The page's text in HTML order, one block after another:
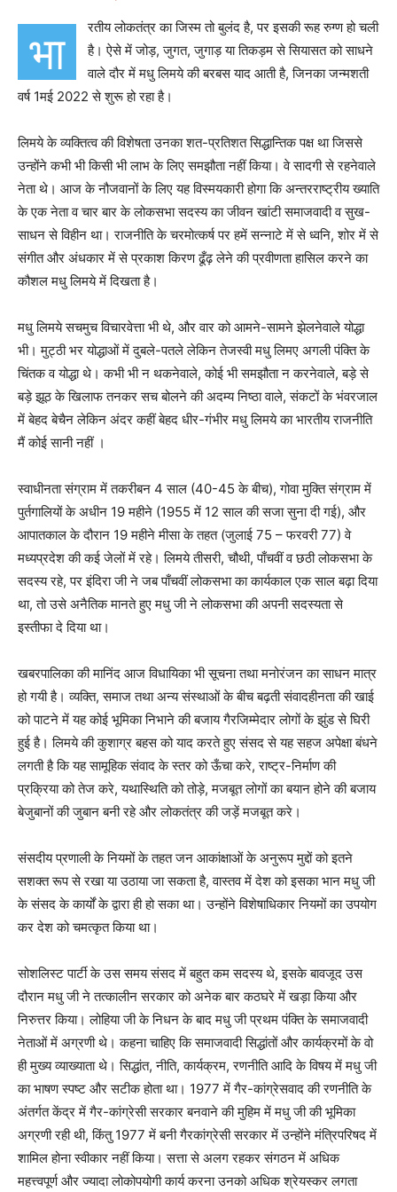
भा
रतीय लोकतंत्र का जिस्म तो बुलंद है, पर इसकी रूह रुग्ण हो चली
है। ऐसे में जोड़, जुगत, जुगाड़ या तिकड़म से सियासत को साधने
वाले दौर में मधु लिमये की बरबस याद आती है, जिनका जन्मशती
वर्ष 1मई 2022 से शुरू हो रहा है।
लिमये के व्यक्तित्व की विशेषता उनका शत-प्रतिशत सिद्धान्तिक पक्ष था जिससे
उन्होंने कभी भी किसी भी लाभ के लिए समझौता नहीं किया। वे सादगी से रहनेवाले
नेता थे। आज के नौजवानों के लिए यह विस्मयकारी होगा कि अन्तरराष्ट्रीय ख्याति
के एक नेता व चार बार के लोकसभा सदस्य का जीवन खांटी समाजवादी व सुख-
साधन से विहीन था। राजनीति के चरमोत्कर्ष पर हमें सन्नाटे में से ध्वनि, शोर में से
संगीत और अंधकार में से प्रकाश किरण ढूँढ़ लेने की प्रवीणता हासिल करने का
कौशल मधु लिमये में दिखता है।
मधु लिमये सचमुच विचारवेत्ता भी थे, और वार को आमने-सामने झेलनेवाले योद्धा
भी। मुट्ठी भर योद्धाओं में दुबले-पतले लेकिन तेजस्वी मधु लिमए अगली पंक्ति के
चिंतक व योद्धा थे। कभी भी न थकनेवाले, कोई भी समझौता न करनेवाले, बड़े से
बड़े झूठ के खिलाफ तनकर सच बोलने की अदम्य निष्ठा वाले, संकटों के भंवरजाल
में बेहद बेचैन लेकिन अंदर कहीं बेहद धीर-गंभीर मधु लिमये का भारतीय राजनीति
मैं कोई सानी नहीं ।
स्वाधीनता संग्राम में तकरीबन 4 साल (40-45 के बीच), गोवा मुक्ति संग्राम में
पुर्तगालियों के अधीन 19 महीने (1955 में 12 साल की सजा सुना दी गई), और
आपातकाल के दौरान 19 महीने मीसा के तहत (जुलाई 75 – फरवरी 77) वे
मध्यप्रदेश की कई जेलों में रहे। लिमये तीसरी, चौथी, पाँचवीं व छठी लोकसभा के
सदस्य रहे, पर इंदिरा जी ने जब पाँचवीं लोकसभा का कार्यकाल एक साल बढ़ा दिया
था, तो उसे अनैतिक मानते हुए मधु जी ने लोकसभा की अपनी सदस्यता से
इस्तीफा दे दिया था।
खबरपालिका की मानिंद आज विधायिका भी सूचना तथा मनोरंजन का साधन मात्र
हो गयी है। व्यक्ति, समाज तथा अन्य संस्थाओं के बीच बढ़ती संवादहीनता की खाई
को पाटने में यह कोई भूमिका निभाने की बजाय गैरजिम्मेदार लोगों के झुंड से घिरी
हुई है। लिमये की कुशाग्र बहस को याद करते हुए संसद से यह सहज अपेक्षा बंधने
लगती है कि यह सामूहिक संवाद के स्तर को ऊँचा करे, राष्ट्र-निर्माण की
प्रक्रिया को तेज करे, यथास्थिति को तोड़े, मजबूत लोगों का बयान होने की बजाय
बेजुबानों की जुबान बनी रहे और लोकतंत्र की जड़ें मजबूत करे।
संसदीय प्रणाली के नियमों के तहत जन आकांक्षाओं के अनुरूप मुद्दों को इतने
सशक्त रूप से रखा या उठाया जा सकता है, वास्तव में देश को इसका भान मधु जी
के संसद के कार्यों के द्वारा ही हो सका था। उन्होंने विशेषाधिकार नियमों का उपयोग
कर देश को चमत्कृत किया था।
सोशलिस्ट पार्टी के उस समय संसद में बहुत कम सदस्य थे, इसके बावजूद उस
दौरान मधु जी ने तत्कालीन सरकार को अनेक बार कठघरे में खड़ा किया और
निरुत्तर किया। लोहिया जी के निधन के बाद मधु जी प्रथम पंक्ति के समाजवादी
नेताओं में अग्रणी थे। कहना चाहिए कि समाजवादी सिद्धांतों और कार्यक्रमों के वो
ही मुख्य व्याख्याता थे। सिद्धांत, नीति, कार्यक्रम, रणनीति आदि के विषय में मधु जी
का भाषण स्पष्ट और सटीक होता था। 1977 में गैर-कांग्रेसवाद की रणनीति के
अंतर्गत केंद्र में गैर-कांग्रेसी सरकार बनवाने की मुहिम में मधु जी की भूमिका
अग्रणी रही थी, किंतु 1977 में बनी गैरकांग्रेसी सरकार में उन्होंने मंत्रिपरिषद में
शामिल होना स्वीकार नहीं किया। सत्ता से अलग रहकर संगठन में अधिक
महत्त्वपूर्ण और ज्यादा लोकोपयोगी कार्य करना उनको अधिक श्रेयस्कर लगता